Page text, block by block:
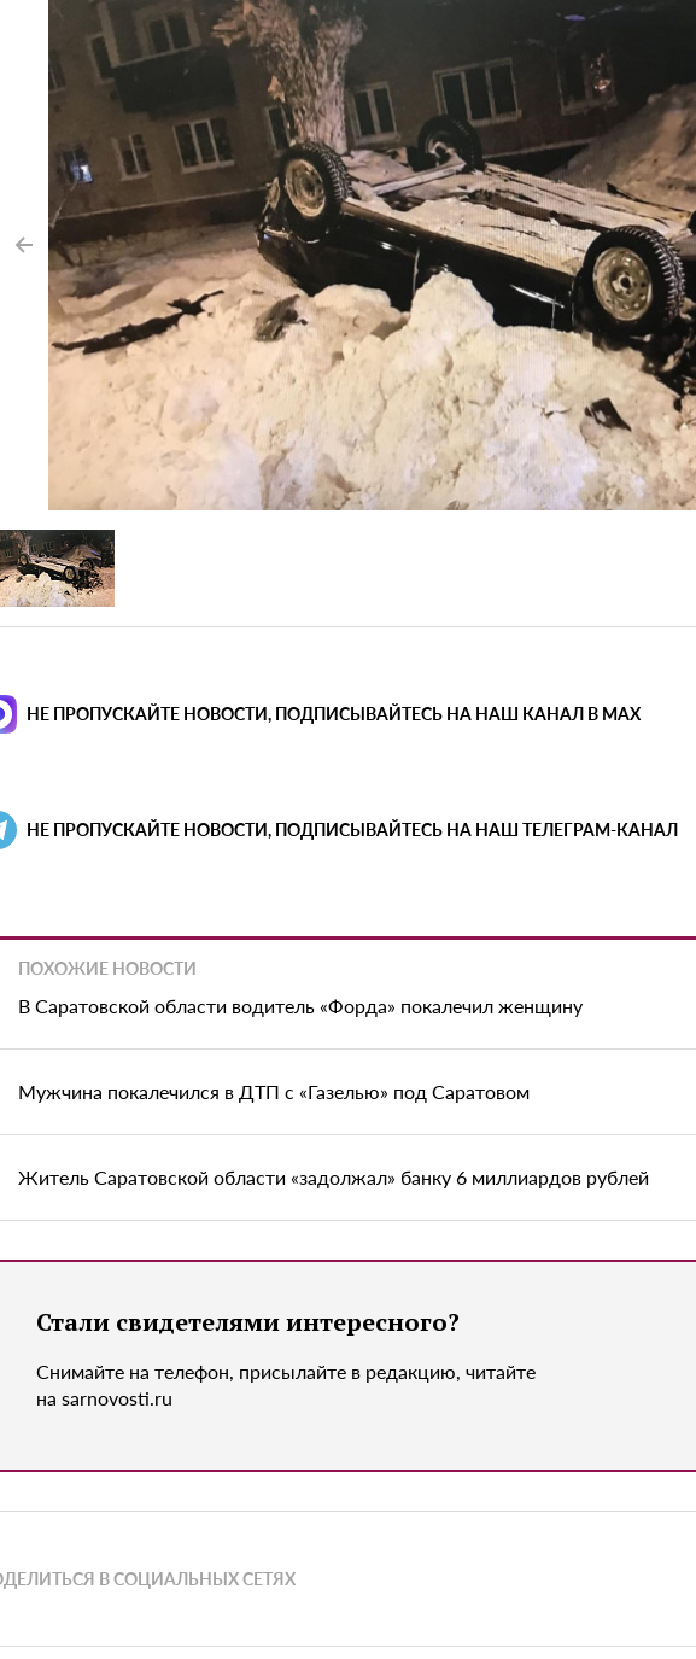
НЕ ПРОПУСКАЙТЕ НОВОСТИ, ПОДПИСЫВАЙТЕСЬ НА НАШ КАНАЛ В MAX
НЕ ПРОПУСКАЙТЕ НОВОСТИ, ПОДПИСЫВАЙТЕСЬ НА НАШ ТЕЛЕГРАМ-КАНАЛ
ПОХОЖИЕ НОВОСТИ
В Саратовской области водитель «Форда» покалечил женщину
Мужчина покалечился в ДТП с «Газелью» под Саратовом
Житель Саратовской области «задолжал» банку 6 миллиардов рублей
Стали свидетелями интересного?
Снимайте на телефон, присылайте в редакцию, читайте
на sarnovosti.ru
В СОЦИАЛЬНЫХ СЕТЯХ